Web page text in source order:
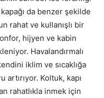
kapağı da benzer şekilde
rahat ve kullanışlı bir
hijyen ve kabin
Havalandırmalı
iklim ve sıcaklığa
Koltuk, kapı
rahatlıkla inmek için